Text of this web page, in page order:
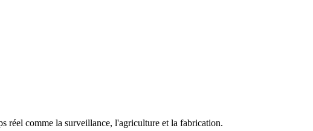
réel comme la surveillance, l'agriculture et la fabrication.